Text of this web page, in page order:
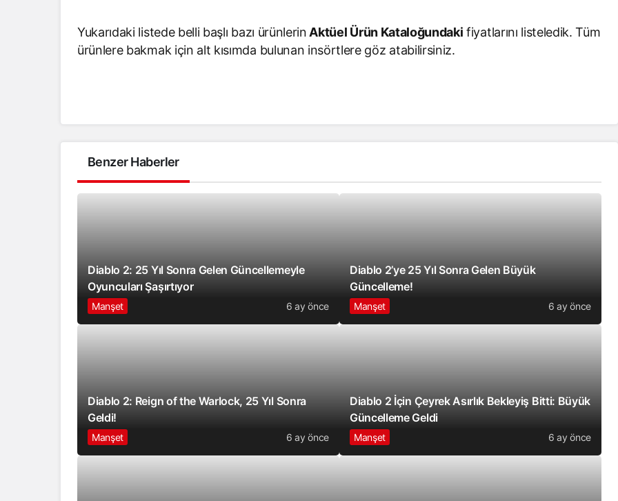
Yukarıdaki listede belli başlı bazı ürünlerin Aktüel Ürün Kataloğundaki fiyatlarını listeledik. Tüm
ürünlere bakmak için alt kısımda bulunan insörtlere göz atabilirsiniz.
Benzer Haberler
Diablo 2: 25 Yıl Sonra Gelen Güncellemeyle
Oyuncuları Şaşırtıyor
Manşet 6 ay önce
Diablo 2’ye 25 Yıl Sonra Gelen Büyük
Güncelleme!
Manşet 6 ay önce
Diablo 2: Reign of the Warlock, 25 Yıl Sonra
Geldi!
Manşet 6 ay önce
Diablo 2 İçin Çeyrek Asırlık Bekleyiş Bitti: Büyük
Güncelleme Geldi
Manşet 6 ay önce